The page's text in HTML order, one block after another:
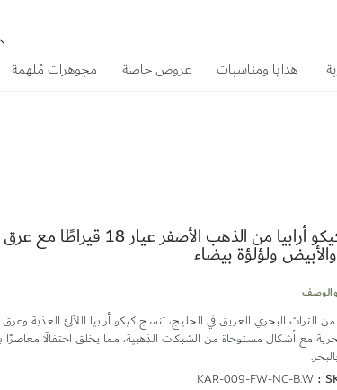
هدايا ومناسبات عروض خاصة مجوهرات مُلهمة
قلادة كيكو أرابيا من الذهب الأصفر عيار 18
ولؤلؤة بيضاء
والوصف
التراث البحري العريق في الخليج، تنسج كيكو أرابيا اللآلئ العذبة وعرق
مع أشكال مستوحاة من الشبكات الذهبية، مما يخلق احتفالًا معاصرًا
KAR-009-FW-NC-B.W